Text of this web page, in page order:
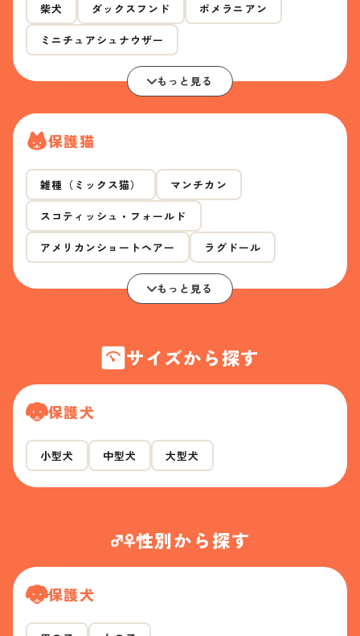
柴犬 ダックスフンド ポメラニアン
ミニチュアシュナウザー
もっと見る
保護猫
雑種（ミックス猫） マンチカン
スコティッシュ・フォールド
アメリカンショートヘアー ラグドール
もっと見る
サイズから探す
保護犬
小型犬 中型犬 大型犬
性別から探す
保護犬